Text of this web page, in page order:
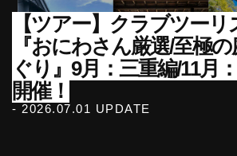
【ツアー】クラブツーリ
『おにわさん厳選/至極
ぐり』9月：三重編/11月
開催！
- 2026.07.01 UPDATE